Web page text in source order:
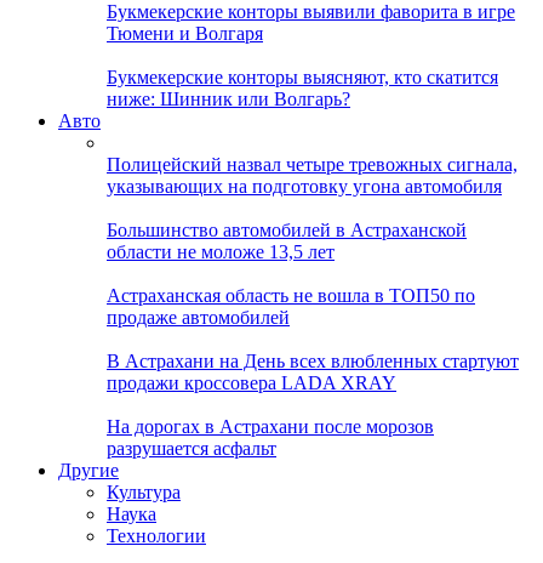
Букмекерские конторы выявили фаворита в игре
Тюмени и Волгаря
Букмекерские конторы выясняют, кто скатится
ниже: Шинник или Волгарь?
Авто
Полицейский назвал четыре тревожных сигнала,
указывающих на подготовку угона автомобиля
Большинство автомобилей в Астраханской
области не моложе 13,5 лет
Астраханская область не вошла в ТОП50 по
продаже автомобилей
В Астрахани на День всех влюбленных стартуют
продажи кроссовера LADA XRAY
На дорогах в Астрахани после морозов
разрушается асфальт
Другие
Культура
Наука
Технологии